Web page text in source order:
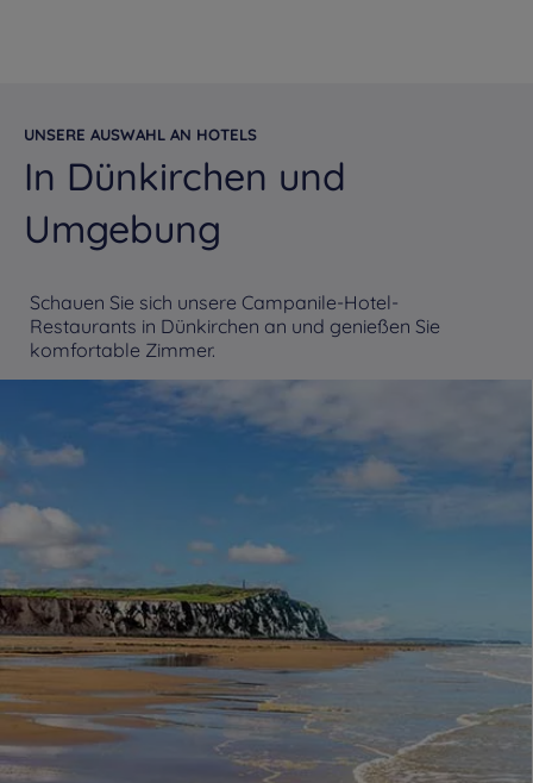
UNSERE AUSWAHL AN HOTELS
In Dünkirchen und
Umgebung
Schauen Sie sich unsere Campanile-Hotel-
Restaurants in Dünkirchen an und genießen Sie
komfortable Zimmer.